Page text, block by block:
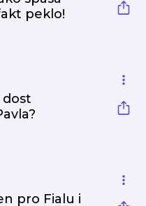
peklo!
dost
pro Fialu i